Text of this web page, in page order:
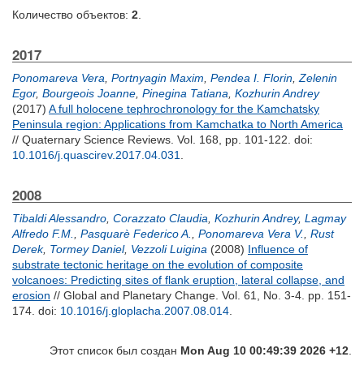
Количество объектов: 2
2017
Ponomareva Vera Portnyagin Maxim Pendea I. Florin Zelenin
Egor, Bourgeois Joanne Pinegina Tatiana Kozhurin Andrey
(2017) A full holocene tephrochronology for the Kamchatsky
Peninsula region: Applications from Kamchatka to North America
// Quaternary Science Reviews. Vol. 168, pp. 101-122. doi:
10.1016/j.quascirev.2017.04.031
2008
Tibaldi Alessandro Corazzato Claudia Kozhurin Andrey, Lagmay
Alfredo F.M.
Pasquarè Federico A. Ponomareva Vera V. Rust
Derek, Tormey Daniel, Vezzoli Luigina (2008) Influence of
substrate tectonic heritage on the evolution of composite
volcanoes: Predicting sites of flank eruption, lateral collapse, and
erosion // Global and Planetary Change. Vol. 61, No. 3-4. pp. 151-
174. doi: 10.1016/j.gloplacha.2007.08.014
Этот список был создан Mon Aug 10 00:49:39 2026 +12